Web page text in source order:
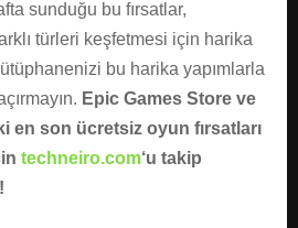
sunduğu bu fırsatlar,
türleri keşfetmesi için harika
bu harika yapımlarla
Epic Games Store ve
en son ücretsiz oyun fırsatları
techneiro.com‘u takip